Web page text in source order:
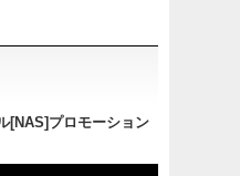
[NAS]プロモーション